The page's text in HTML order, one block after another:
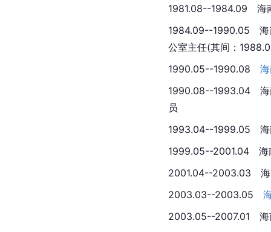
1981.08--1984.09  海
1984.09--1990.05
公室主任(其间：
1990.05--1990.08
1990.08--1993.04
员
1993.04--1999.05
1999.05--2001.04  海
2001.04--2003.03
2003.03--2003.05
2003.05--2007.01